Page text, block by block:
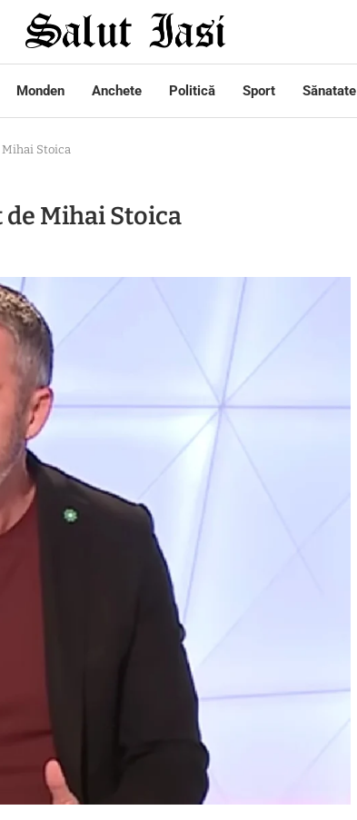
Monden Anchete Politică Sport Sănatate
Mihai Stoica
Mihai Stoica